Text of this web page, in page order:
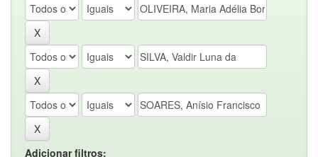
Adicionar filtros: